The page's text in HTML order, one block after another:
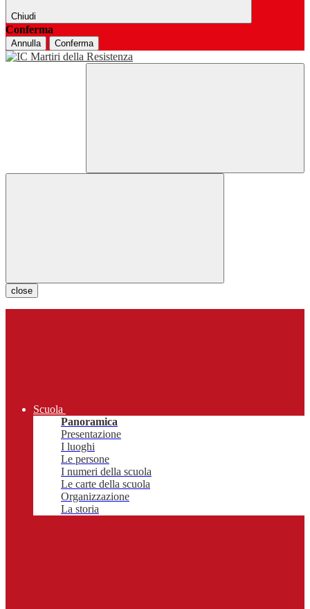
Chiudi
Conferma
Annulla Conferma
close
Scuola
Panoramica
Presentazione
I luoghi
Le persone
I numeri della scuola
Le carte della scuola
Organizzazione
La storia